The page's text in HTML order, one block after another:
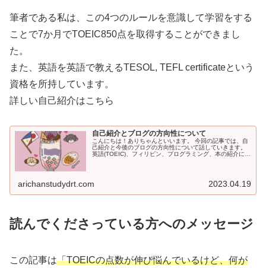
筆者である私は、この4つのルールを意識して学習をする
ことで7か月でTOEIC850点を取得することができまし
た。
また、英語を英語で教えるTESOL, TEFL certificateという
資格を所持しています。
詳しい自己紹介はこちら
自己紹介とブログの方向性について
こんにちは！ありちゃんといいます。 今回の記事では、自
己紹介と今後のブログの方向性について話していきます。
英語(TOEIC)、フィリピン、プログラミング、本の紹介につ
arichanstudydrt.com 2023.04.19
読んでくださっている方へのメッセージ
この記事は「TOEICの点数が伸び悩んでいるけど、何が